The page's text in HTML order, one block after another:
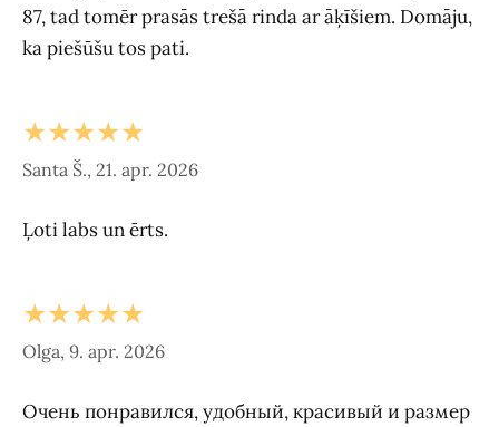
87, tad tomēr prasās trešā rinda ar āķīšiem. Domāju,
ka piešūšu tos pati.
★★★★★
Santa Š., 21. apr. 2026
Ļoti labs un ērts.
★★★★★
Olga, 9. apr. 2026
Очень понравился, удобный, красивый и размер